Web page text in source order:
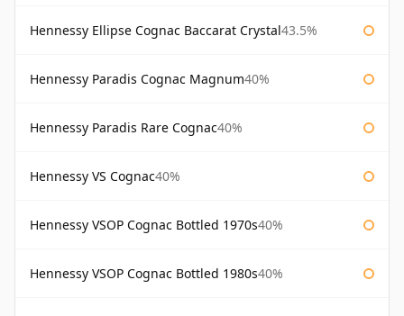
Hennessy Ellipse Cognac Baccarat Crystal43.5%
Hennessy Paradis Cognac Magnum40%
Hennessy Paradis Rare Cognac40%
Hennessy VS Cognac40%
Hennessy VSOP Cognac Bottled 1970s40%
Hennessy VSOP Cognac Bottled 1980s40%